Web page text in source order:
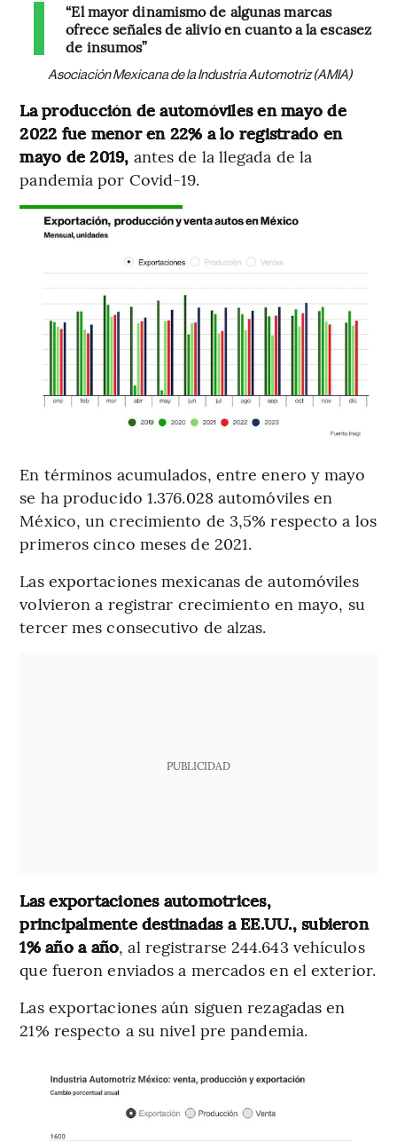
“El mayor dinamismo de algunas marcas
ofrece señales de alivio en cuanto a la escasez
de insumos”
Asociación Mexicana de la Industria Automotriz (AMIA)
La producción de automóviles en mayo de
2022 fue menor en 22% a lo registrado en
mayo de 2019, antes de la llegada de la
pandemia por Covid-19.
En términos acumulados, entre enero y mayo
se ha producido 1.376.028 automóviles en
México, un crecimiento de 3,5% respecto a los
primeros cinco meses de 2021.
Las exportaciones mexicanas de automóviles
volvieron a registrar crecimiento en mayo, su
tercer mes consecutivo de alzas.
PUBLICIDAD
Las exportaciones automotrices,
principalmente destinadas a EE.UU., subieron
1% año a año, al registrarse 244.643 vehículos
que fueron enviados a mercados en el exterior.
Las exportaciones aún siguen rezagadas en
21% respecto a su nivel pre pandemia.